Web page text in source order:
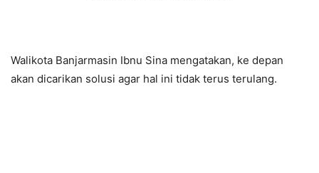
Walikota Banjarmasin Ibnu Sina mengatakan, ke depan
akan dicarikan solusi agar hal ini tidak terus terulang.